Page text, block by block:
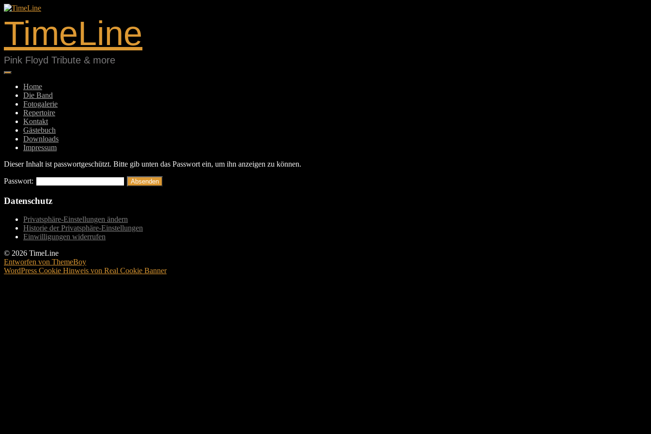
Springe
Inhalt
TimeLine
Pink Floyd Tribute & more
Home
Die Band
Fotogalerie
Repertoire
Kontakt
Gästebuch
Downloads
Impressum
Dieser Inhalt ist passwortgeschützt. Bitte gib unten das Passwort ein, um ihn anzeigen zu können.
Passwort:
Datenschutz
Privatsphäre-Einstellungen ändern
Historie der Privatsphäre-Einstellungen
Einwilligungen widerrufen
© 2026 TimeLine
Entworfen von ThemeBoy
WordPress Cookie Hinweis von Real Cookie Banner